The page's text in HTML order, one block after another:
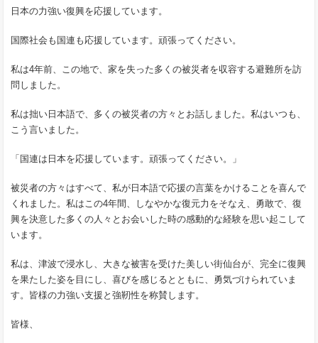
日本の力強い復興を応援しています。
国際社会も国連も応援しています。頑張ってください。
私は4年前、この地で、家を失った多くの被災者を収容する避難所を訪
問しました。
私は拙い日本語で、多くの被災者の方々とお話しました。私はいつも、
こう言いました。
「国連は日本を応援しています。頑張ってください。」
被災者の方々はすべて、私が日本語で応援の言葉をかけることを喜んで
くれました。私はこの4年間、しなやかな復元力をそなえ、勇敢で、復
興を決意した多くの人々とお会いした時の感動的な経験を思い起こして
います。
私は、津波で浸水し、大きな被害を受けた美しい街仙台が、完全に復興
を果たした姿を目にし、喜びを感じるとともに、勇気づけられていま
す。皆様の力強い支援と強靭性を称賛します。
皆様、